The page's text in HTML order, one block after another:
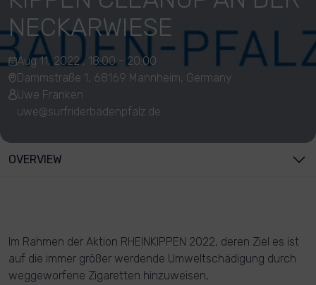
NECKARWIESE
Aug 11, 2022 , 18:00 - 20:00
Dammstraße 1, 68169 Mannheim, Germany
Uwe Franken
uwe@surfriderbadenpfalz.de
OVERVIEW
Im Rahmen der Aktion RHEINKIPPEN 2022, deren Ziel es ist
auf die immer größer werdende Umweltschädigung durch
weggeworfene Zigaretten hinzuweisen,